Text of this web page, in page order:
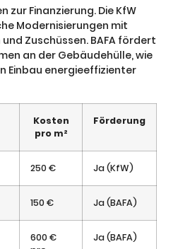
Finanzierung. Die KfW
Modernisierungen mit
Zuschüssen. BAFA fördert
an der Gebäudehülle, wie
Einbau energieeffizienter
Kosten
pro m²
Förderung
250 € Ja (KfW)
150 € Ja (BAFA)
600 €
Ja (BAFA)